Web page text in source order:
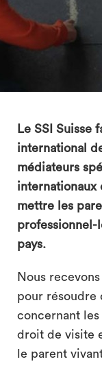
Le SSI Suisse
international
médiateurs
internationaux
mettre les
professionnel-
pays.
Nous
pour résoudre
concernant
droit de visite
le parent